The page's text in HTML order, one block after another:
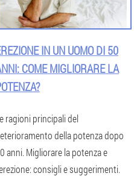
IN UN UOMO DI 50
COME MIGLIORARE LA
ragioni principali del
della potenza dopo
anni. Migliorare la potenza e
consigli e suggerimenti.